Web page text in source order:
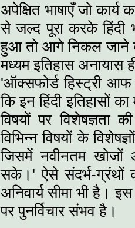
अपेक्षित भाषाएँ जो
से जल्‍द पूरा करके
हुआ तो आगे निकल जाने
मध्‍यम इतिहास अनायास
'ऑक्‍सफोर्ड हिस्‍ट्री
कि इन हिंदी इतिहासों
विषयों पर विशेषज्ञता
विभिन्‍न विषयों के
जिसमें नवीनतम खोजों
सके।' ऐसे संदर्भ-ग्रंथों
अनिवार्य सीमा भी है।
पर पुनर्विचार संभव है।